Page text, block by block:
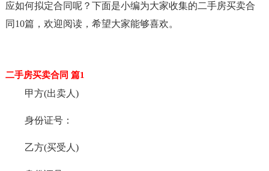
应如何拟定合同呢？下面是小编为大家收集的二手房买卖合
同10篇，欢迎阅读，希望大家能够喜欢。
二手房买卖合同 篇1
甲方(出卖人)
身份证号：
乙方(买受人)